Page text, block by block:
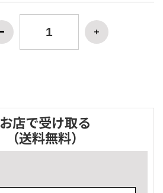
お店で受け取る
（送料無料）